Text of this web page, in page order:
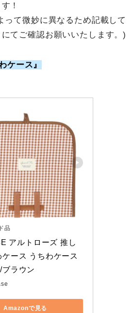
！
て微妙に異なるため記載して
てご確認お願いいたします。)
ケース』
品
アルトローズ 推し
ース うちわケース
ブラウン
Amazonで見る